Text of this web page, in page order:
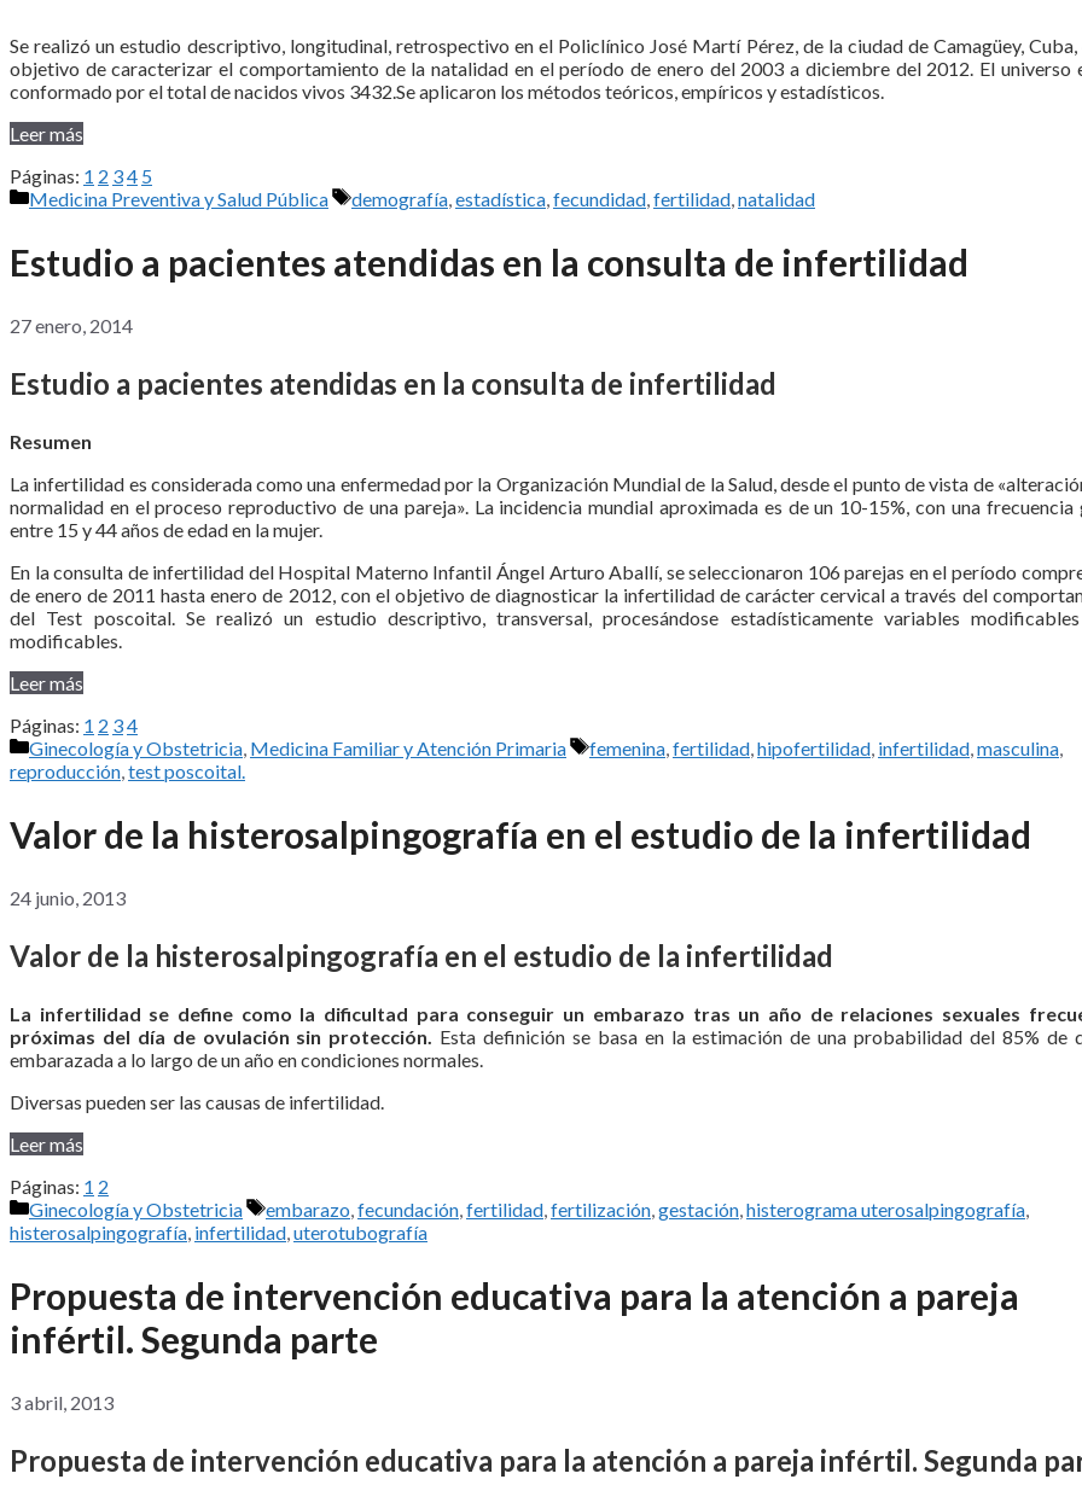
Se realizó un estudio descriptivo, longitudinal, retrospectivo en el Policlínico José Martí Pérez, de la ciudad de Camagüey, Cuba,
objetivo de caracterizar el comportamiento de la natalidad en el período de enero del 2003 a diciembre del 2012. El universo
conformado por el total de nacidos vivos 3432.Se aplicaron los métodos teóricos, empíricos y estadísticos.
Leer más
Páginas: 1 2 34 5
Categorías
Medicina Preventiva y Salud Pública Etiquetas
demografía,estadística,fecundidad,fertilidad,natalidad
Estudio a pacientes atendidas en la consulta de infertilidad
27 enero, 2014
Estudio a pacientes atendidas en la consulta de infertilidad
Resumen
La infertilidad es considerada como una enfermedad por la Organización Mundial de la Salud, desde el punto de vista de
normalidad en el proceso reproductivo de una pareja». La incidencia mundial aproximada es de un 10-15%, con una frecuencia
entre 15 y 44 años de edad en la mujer.
En la consulta de infertilidad del Hospital Materno Infantil Ángel Arturo Aballí, se seleccionaron 106 parejas en el período
de enero de 2011 hasta enero de 2012, con el objetivo de diagnosticar la infertilidad de carácter cervical a través del
del Test poscoital. Se realizó un estudio descriptivo, transversal, procesándose estadísticamente variables
modificables.
Leer más
Páginas: 1 2 34
Categorías
Ginecología y Obstetricia, Medicina Familiar y Atención Primaria Etiquetas
femenina,fertilidad,hipofertilidad, infertilidad,masculina,
reproducción,test poscoital.
Valor de la histerosalpingografía en el estudio de la infertilidad
24 junio, 2013
Valor de la histerosalpingografía en el estudio de la infertilidad
La infertilidad se define como la dificultad para conseguir un embarazo tras un año de relaciones sexuales
próximas del día de ovulación sin protección. Esta definición se basa en la estimación de una probabilidad del 85% de
embarazada a lo largo de un año en condiciones normales.
Diversas pueden ser las causas de infertilidad.
Leer más
Páginas: 1 2
Categorías
Ginecología y Obstetricia Etiquetas
embarazo,fecundación,fertilidad,fertilización,gestación,histerograma uterosalpingografía,
histerosalpingografía, infertilidad,uterotubografía
Propuesta de intervención educativa para la atención a pareja
infértil. Segunda parte
3 abril, 2013
Propuesta de intervención educativa para la atención a pareja infértil. Segunda